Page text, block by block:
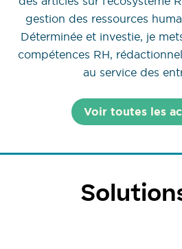
gestion des ressources
Déterminée et investie, je
compétences RH,
au service des
Voir toutes les